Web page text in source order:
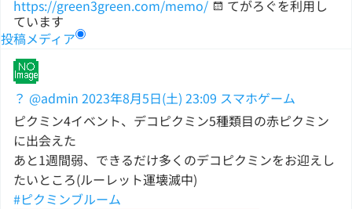
https://green3green.com/memo/
てがろぐを利用し
ています
投稿メディア
？ @admin 2023年8月5日(土) 23:09 スマホゲーム
ピクミン4イベント、デコピクミン5種類目の赤ピクミン
に出会えた
あと1週間弱、できるだけ多くのデコピクミンをお迎えし
たいところ(ルーレット運壊滅中)
#ピクミンブルーム